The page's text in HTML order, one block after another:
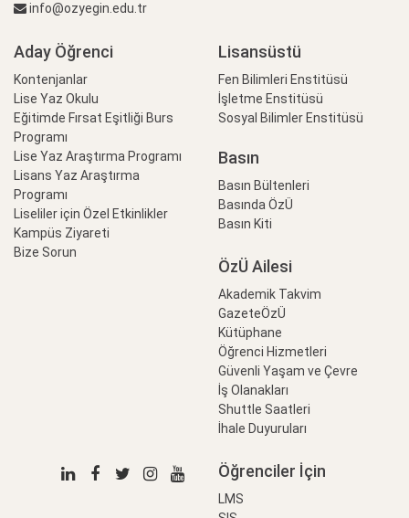
info@ozyegin.edu.tr
Aday Öğrenci
Kontenjanlar
Lise Yaz Okulu
Eğitimde Fırsat Eşitliği Burs
Programı
Lise Yaz Araştırma Programı
Lisans Yaz Araştırma
Programı
Liseliler için Özel Etkinlikler
Kampüs Ziyareti
Bize Sorun
Lisansüstü
Fen Bilimleri Enstitüsü
İşletme Enstitüsü
Sosyal Bilimler Enstitüsü
Basın
Basın Bültenleri
Basında ÖzÜ
Basın Kiti
ÖzÜ Ailesi
Akademik Takvim
GazeteÖzÜ
Kütüphane
Öğrenci Hizmetleri
Güvenli Yaşam ve Çevre
İş Olanakları
Shuttle Saatleri
İhale Duyuruları
Öğrenciler İçin
LMS